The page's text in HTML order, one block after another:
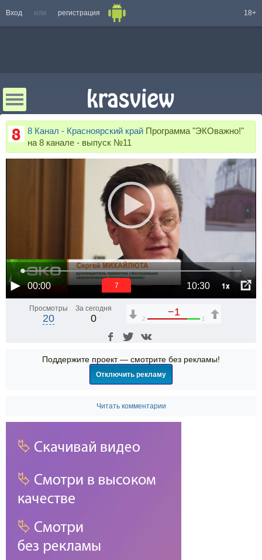
Вход или регистрация 18+
8 Канал - Красноярский край Программа "ЭКОважно!"
на 8 канале - выпуск №11
00:00 10:30 1x
6
Просмотры
20
За сегодня
0
−1
2 1
Поддержите проект — смотрите без рекламы!
Отключить рекламу
Читать комментарии